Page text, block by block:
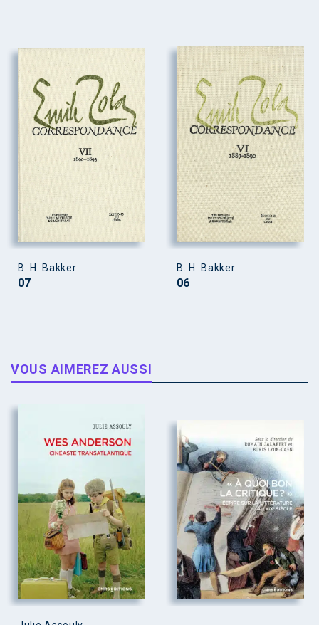
B. H. Bakker
07
B. H. Bakker
06
VOUS AIMEREZ AUSSI